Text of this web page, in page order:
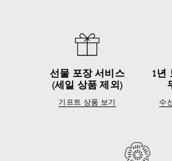
선물 포장 서비스
(세일 상품 제외)
기프트 상품 보기
1년
수